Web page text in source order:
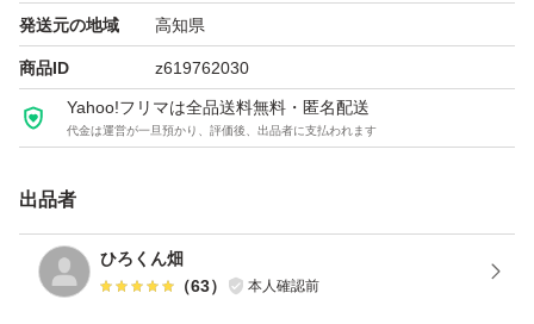
追記1）
正午までにご注文いただきました場合は、原則、注文日の
当日中に収穫し、注文日の夕方には配送業者に手配致しま
す。正午過ぎのご注文の場合は、翌日に収穫して配送業者
に手配致します。配送業者に手渡ったあとの事は私は関与
追記2）
発送元の地域 高知県
商品ID z619762030
Yahoo!フリマは全品送料無料・匿名配送
代金は運営が一旦預かり、評価後、出品者に支払われます
出品者
ひろくん畑
（63） 本人確認前